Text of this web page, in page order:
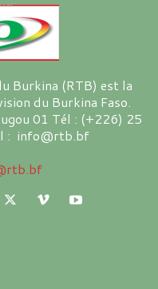
Burkina (RTB) est la
du Burkina Faso.
01 Tél : (+226) 25
: info@rtb.bf